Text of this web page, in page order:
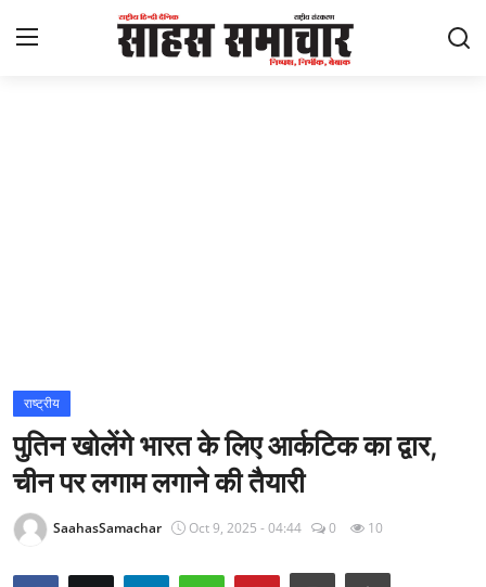
राज्य
अंतराष्ट्रीय
राष्ट्रीय
पुतिन खोलेंगे भारत के लिए आर्कटिक का द्वार,
चीन पर लगाम लगाने की तैयारी
SaahasSamachar Oct 9, 2025 - 04:44 0 10